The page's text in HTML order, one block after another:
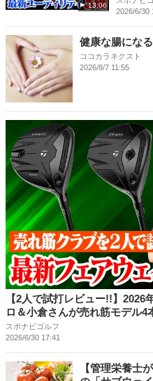
13:06
2026/6/30
健康な腸にな
ココカラネクスト
2026/8/7 11:55
【2人で試打レビュー!!】
ロ＆小倉さんが売れ筋モデル4
スポナビゴルフ
2026/6/30 17:41
【管理栄養士